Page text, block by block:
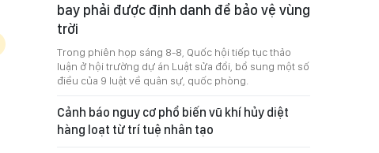
bay phải được định danh để bảo vệ vùng
trời
Trong phiên họp sáng 8-8, Quốc hội tiếp tục thảo
luận ở hội trường dự án Luật sửa đổi, bổ sung một số
điều của 9 luật về quân sự, quốc phòng.
Cảnh báo nguy cơ phổ biến vũ khí hủy diệt
hàng loạt từ trí tuệ nhân tạo